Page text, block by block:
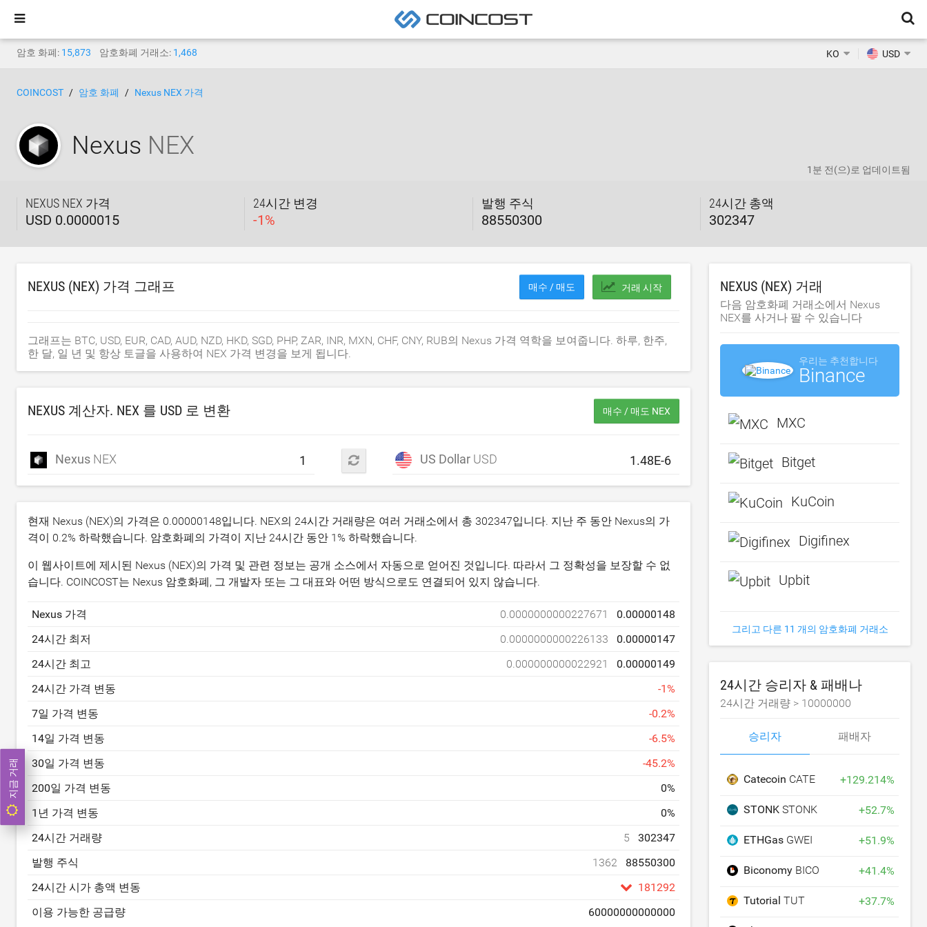
암호 화폐: 15,873 암호화폐 거래소: 1,468 KO USD
COINCOST 암호 화폐 Nexus NEX 가격
Nexus NEX
NEXUS NEX 가격
USD 0.0000015
24시간 변경
-1 %
발행 주식
88550300
24시간 총액
302347
1분 전(으)로 업데이트됨
NEXUS (NEX) 가격 그래프 매수 / 매도 거래 시작
그래프는 BTC, USD, EUR, CAD, AUD, NZD, HKD, SGD, PHP, ZAR, INR, MXN, CHF, CNY, RUB의 Nexus 가격 역학을 보여줍니다. 하루, 한주,
한 달, 일 년 및 항상 토글을 사용하여 NEX 가격 변경을 보게 됩니다.
NEXUS 계산자. NEX 를 USD 로 변환 매수 / 매도 NEX
Nexus NEX US Dollar USD
현재 Nexus (NEX)의 가격은 0.00000148입니다. NEX의 24시간 거래량은 여러 거래소에서 총 302347입니다. 지난 주 동안 Nexus의 가
격이 0.2% 하락했습니다. 암호화폐의 가격이 지난 24시간 동안 1% 하락했습니다.
이 웹사이트에 제시된 Nexus (NEX)의 가격 및 관련 정보는 공개 소스에서 자동으로 얻어진 것입니다. 따라서 그 정확성을 보장할 수 없
습니다. COINCOST는 Nexus 암호화폐, 그 개발자 또는 그 대표와 어떤 방식으로도 연결되어 있지 않습니다.
Nexus 가격 0.0000000000227671
0.00000148
24시간 최저
0.0000000000226133
0.00000147
24시간 최고
0.000000000022921
0.00000149
24시간 가격 변동
-1%
7일 가격 변동
-0.2%
14일 가격 변동
-6.5%
30일 가격 변동
-45.2%
200일 가격 변동
0%
1년 가격 변동
0%
24시간 거래량
5
302347
발행 주식
1362
88550300
24시간 시가 총액 변동
181292
이용 가능한 공급량
60000000000000
NEXUS (NEX) 거래
다음 암호화폐 거래소에서 Nexus
NEX를 사거나 팔 수 있습니다
우리는 추천합니다
Binance
MXC
Bitget
KuCoin
Digifinex
Upbit
그리고 다른 11 개의 암호화폐 거래소
24시간 승리자 & 패배나
24시간 거래량 > 10000000
승리자 패배자
Catecoin CATE +129.214%
STONKSTONK +52.7%
ETHGas GWEI +51.9%
Biconomy BICO +41.4%
TutorialTUT +37.7%
지금 거래